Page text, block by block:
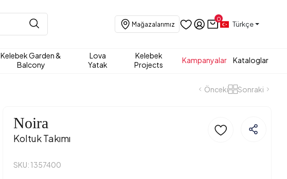
Mağazalarımız
0
Türkçe
Kelebek Garden &
Balcony
Lova
Yatak
Kelebek
Projects
Kampanyalar Kataloglar
Önceki Sonraki
Noira
Koltuk Takımı
SKU: 1357400